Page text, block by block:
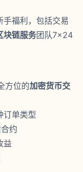
手福利，包括交易
块链服务团队7×24
方位的加密货币交
订单类型
约
益